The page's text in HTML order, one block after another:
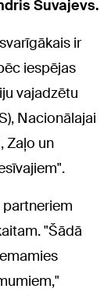
Šuvajevs.
ir
iespējas
vajadzētu
Nacionālajai
Zaļo un
"Šādā